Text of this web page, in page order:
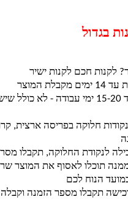
בגדול
לקנות חכם לקנות ישיר
המוצר
זמן אספקה - עד 15-20 ימי עבודה - לא
חלוקה בפריסה ארצית,
לנקודת החלוקה, תקבלו
ממנה תוכלו לאסוף את המוצר
הנוח לכם
תקבלו מספר הזמנה וקבלה